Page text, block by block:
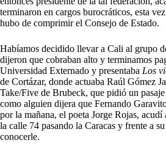
terminaron en cargos burocráticos, esta
hubo de comprimir el Consejo de Estado.
Habíamos decidido llevar a Cali al grupo
dijeron que cobraban alto y terminamos
Universidad Externado y presentaba Los
de Cortázar, donde actuaba Raúl Gómez
Take/Five de Brubeck, que pidió un
como alguien dijera que Fernando
por la mañana, el poeta Jorge Rojas,
la calle 74 pasando la Caracas y frente a
conocerle.